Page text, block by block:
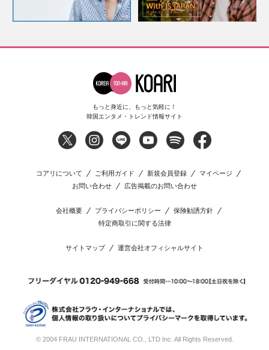
もっと身近に、もっと気軽に！
韓国エンタメ・トレンド情報サイト
コアリについて ご利用ガイド 新規会員登録
マイページ
お問い合わせ
広告掲載のお問い合わせ
会社概要 プライバシーポリシー
保険勧誘方針
特定商取引に関する法律
サイトマップ 運営会社オフィシャルサイト
© 2004 FRAU INTERNATIONAL CO., LTD Inc. All Rights Reserved.